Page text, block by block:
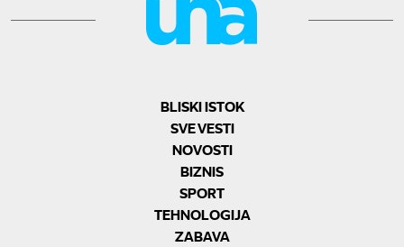
BLISKI ISTOK
SVE VESTI
NOVOSTI
BIZNIS
SPORT
TEHNOLOGIJA
ZABAVA